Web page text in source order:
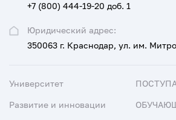
Юридический адрес:
350063 г. Краснодар, ул. им.
+7 (800) 444-19-20 доб. 1
Университет
Развитие и инновации